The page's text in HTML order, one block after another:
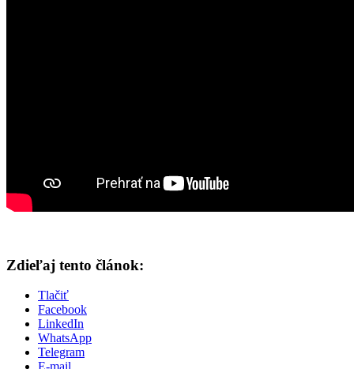
Zdieľaj tento článok:
Tlačiť
Facebook
LinkedIn
WhatsApp
Telegram